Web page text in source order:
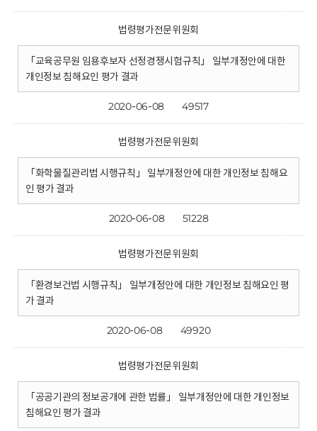
법령평가전문위원회
「교육공무원 임용후보자 선정경쟁시험규칙」 일부개정안에 대한
개인정보 침해요인 평가 결과
2020-06-08 49517
법령평가전문위원회
「화학물질관리법 시행규칙」 일부개정안에 대한 개인정보 침해요
인 평가 결과
2020-06-08 51228
법령평가전문위원회
「환경보건법 시행규칙」 일부개정안에 대한 개인정보 침해요인 평
가 결과
2020-06-08 49920
법령평가전문위원회
「공공기관의 정보공개에 관한 법률」 일부개정안에 대한 개인정보
침해요인 평가 결과